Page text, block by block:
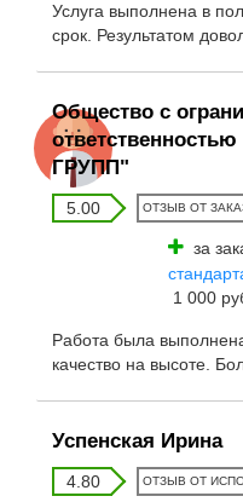
Услуга выполнена в
срок. Результатом
Общество с
ГРУПП"
5.00 ОТЗЫВ ОТ
за
1 000
Работа была
качество на высоте.
Успенская Ирина
4.80 ОТЗЫВ ОТ